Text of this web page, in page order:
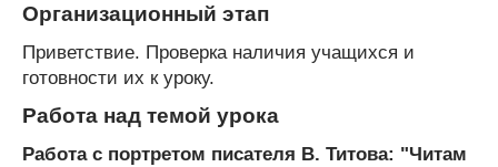
Организационный этап
Приветствие. Проверка наличия учащихся и
готовности их к уроку.
Работа над темой урока
Работа с портретом писателя В. Титова: "Читам